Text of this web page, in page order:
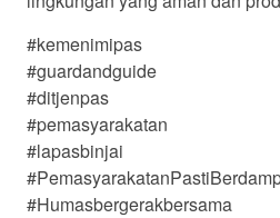
#kemenimipas
#guardandguide
#ditjenpas
#pemasyarakatan
#lapasbinjai
#Humasbergerakbersama